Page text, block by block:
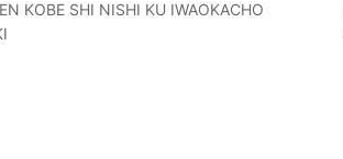
KOBE SHI NISHI KU IWAOKACHO